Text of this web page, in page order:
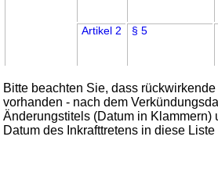
Artikel 2
§ 5
Bitte beachten Sie, dass
vorhanden - nach dem
Änderungstitels (Datum in Klammern)
Datum des Inkrafttretens in diese